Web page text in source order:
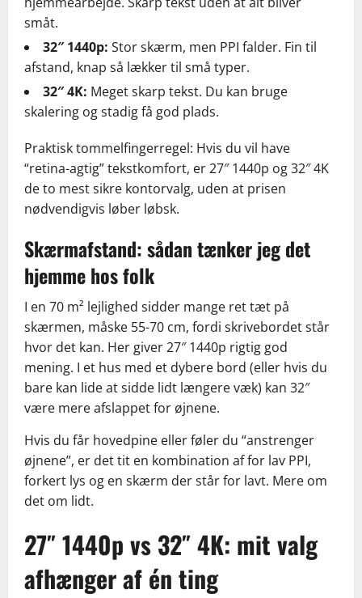
småt.
32″ 1440p: Stor skærm, men PPI falder. Fin til
afstand, knap så lækker til små typer.
32″ 4K: Meget skarp tekst. Du kan bruge
skalering og stadig få god plads.
Praktisk tommelfingerregel: Hvis du vil have
“retina-agtig” tekstkomfort, er 27″ 1440p og 32″ 4K
de to mest sikre kontorvalg, uden at prisen
nødvendigvis løber løbsk.
Skærmafstand: sådan tænker jeg det
hjemme hos folk
I en 70 m² lejlighed sidder mange ret tæt på
skærmen, måske 55-70 cm, fordi skrivebordet står
hvor det kan. Her giver 27″ 1440p rigtig god
mening. I et hus med et dybere bord (eller hvis du
bare kan lide at sidde lidt længere væk) kan 32″
være mere afslappet for øjnene.
Hvis du får hovedpine eller føler du “anstrenger
øjnene”, er det tit en kombination af for lav PPI,
forkert lys og en skærm der står for lavt. Mere om
det om lidt.
27″ 1440p vs 32″ 4K: mit valg
afhænger af én ting